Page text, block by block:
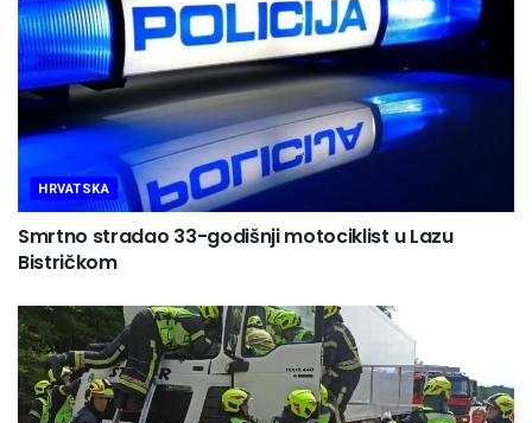
HRVATSKA
Smrtno stradao 33-godišnji motociklist u Lazu
Bistričkom